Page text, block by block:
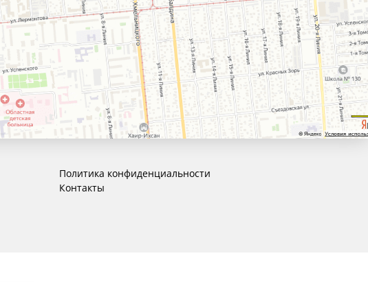
Политика конфиденциальности
Контакты